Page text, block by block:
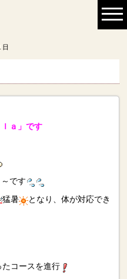
日
ａ」です
です
猛暑
となり、体が対応でき
たコースを進行